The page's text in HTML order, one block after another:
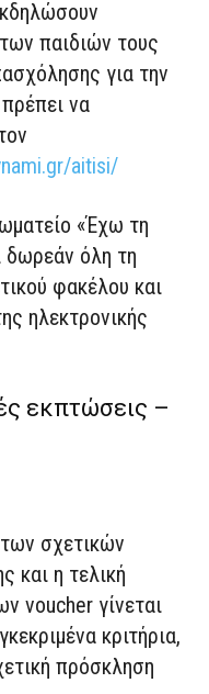
παιδιών τους
για την
να
aitisi/
«Έχω τη
δωρεάν όλη τη
φακέλου και
ηλεκτρονικής
εκπτώσεις –
σχετικών
και η τελική
voucher γίνεται
κριτήρια,
πρόσκληση